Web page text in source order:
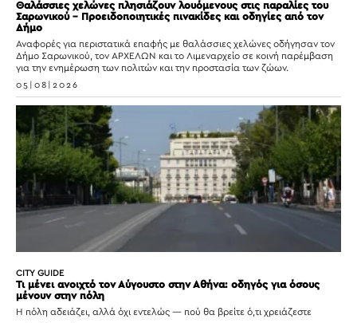
Θαλάσσιες χελώνες πλησιάζουν λουόμενους στις παραλίες του
Σαρωνικού – Προειδοποιητικές πινακίδες και οδηγίες από τον
Δήμο
Αναφορές για περιστατικά επαφής με θαλάσσιες χελώνες οδήγησαν τον
Δήμο Σαρωνικού, τον ΑΡΧΕΛΩΝ και το Λιμεναρχείο σε κοινή παρέμβαση
για την ενημέρωση των πολιτών και την προστασία των ζώων.
05|08|2026
CITY GUIDE
Τι μένει ανοιχτό τον Αύγουστο στην Αθήνα: οδηγός για όσους
μένουν στην πόλη
Η πόλη αδειάζει, αλλά όχι εντελώς — πού θα βρείτε ό,τι χρειάζεστε